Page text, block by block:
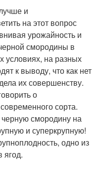
и
на этот вопрос
урожайность и
смородины в
условиях, на разных
к выводу, что как нет
их совершенству.
о
сорта.
смородину на
и суперкрупную!
одно из
ягод.